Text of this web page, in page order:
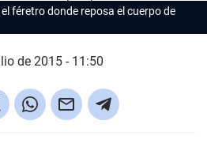
féretro donde reposa el cuerpo de
de 2015 - 11:50